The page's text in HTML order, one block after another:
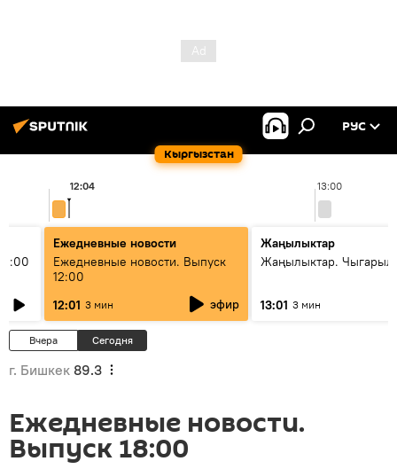
Кыргызстан
РУС
13:00
12:04
Ежедневные новости
Ежедневные новости. Выпуск
12:00
12:01 3 мин эфир
Жаңылыктар
Жаңылыктар.
13:01 3 мин
Вчера Сегодня
г. Бишкек 89.3
Ежедневные новости.
Выпуск 18:00